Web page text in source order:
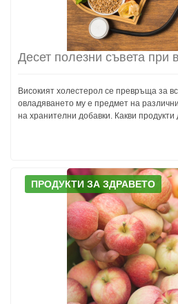
Десет полезни съвета при
Високият холестерол се превръща за
овладяването му е предмет на
на хранителни добавки. Какви
ПРОДУКТИ ЗА ЗДРАВЕТО